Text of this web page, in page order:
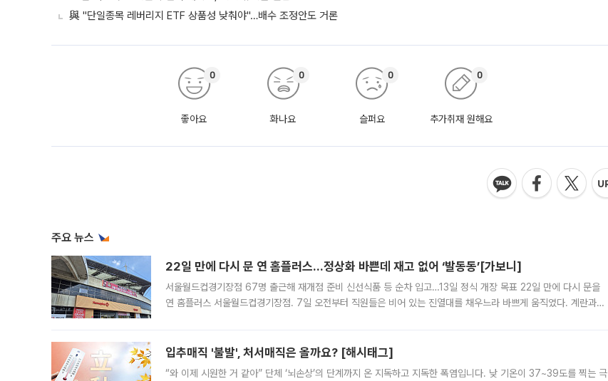
與 "단일종목 레버리지 ETF 상품성 낮춰야"…배수 조정안도 거론
좋아요
0
화나요
0
슬퍼요
0
추가취재 원해요
0
주요 뉴스
22일 만에 다시 문 연 홈플러스…정상화 바쁜데 재고 없어 ‘발동동’[가보니]
서울월드컵경기장점 67명 출근해 재개점 준비 신선식품 등 순차 입고…13일 정식 개장 목표 22일 만에 다시 문을
연 홈플러스 서울월드컵경기장점. 7일 오전부터 직원들은 비어 있는 진열대를 채우느라 바쁘게 움직였다. 계란과
입추매직 '불발', 처서매직은 올까요? [해시태그]
“와 이제 시원한 거 같아” 단체 ‘뇌손상’의 단계까지 온 지독하고 지독한 폭염입니다. 낮 기온이 37~39도를 찍는 극